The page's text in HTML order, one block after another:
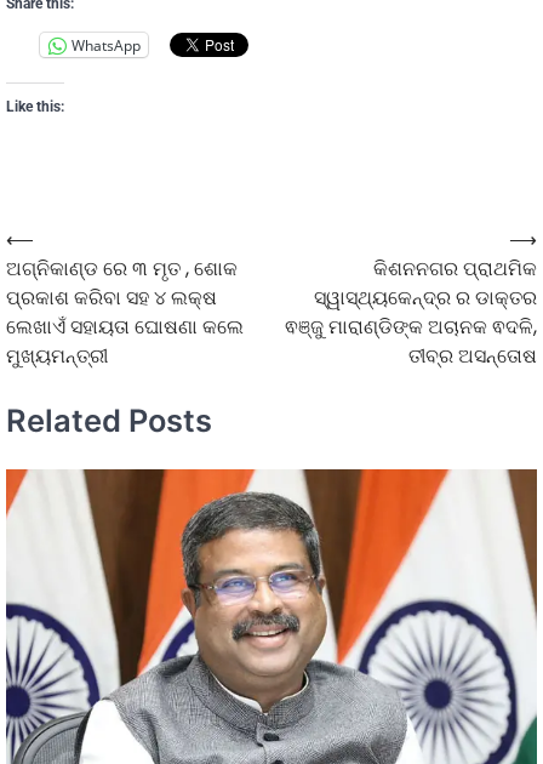
Share this:
WhatsApp
Like this:
⟵
ଅଗ୍ନିକାଣ୍ଡ ରେ ୩ ମୃତ , ଶୋକ
ପ୍ରକାଶ କରିବା ସହ ୪ ଲକ୍ଷ
ଲେଖାଏଁ ସହାୟତା ଘୋଷଣା କଲେ
ମୁଖ୍ୟମନ୍ତ୍ରୀ
କିଶନନଗର ପ୍ରାଥମିକ
ସ୍ୱାସ୍ଥ୍ୟକେନ୍ଦ୍ର ର ଡାକ୍ତର
ଵଞ୍ଜୁ ମାରାଣ୍ଡିଙ୍କ ଅଚାନକ ଵଦଳି,
ତୀବ୍ର ଅସନ୍ତୋଷ
⟶
Related Posts